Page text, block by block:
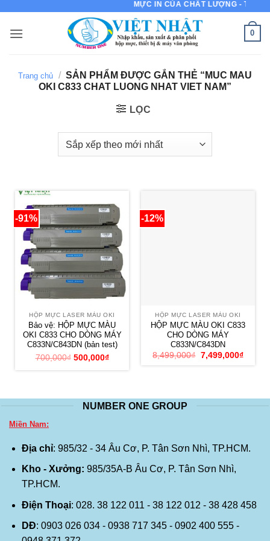
nội
MỰC IN CỦA CHẤT LƯỢNG -
0
Trang chủ / SẢN PHẨM ĐƯỢC GẮN THẺ “MUC MAU
OKI C833 CHAT LUONG NHAT VIET NAM”
LỌC
-91%
HỘP MỰC LASER MÀU OKI
Bảo vệ: HỘP MỰC MÀU
OKI C833 CHO DÒNG MÁY
C833N/C843DN (bản test)
700,000₫ 500,000₫
-12%
HỘP MỰC LASER MÀU OKI
HỘP MỰC MÀU OKI C833
CHO DÒNG MÁY
C833N/C843DN
8,499,000₫ Giá
7,499,000₫Giá
NUMBER ONE GROUP
Miền Nam:
Địa chỉ: 985/32 - 34 Âu Cơ, P. Tân Sơn Nhì, TP.HCM.
Kho - Xưởng: 985/35A-B Âu Cơ, P. Tân Sơn Nhì,
TP.HCM.
Điện Thoại: 028. 38 122 011 - 38 122 012 - 38 428 458
DĐ: 0903 026 034 - 0938 717 345 - 0902 400 555 -